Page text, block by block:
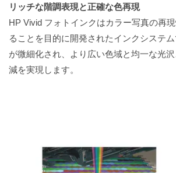
リッチな階調表現と正確な色再現
HP Vivid フォトインクはカラー写真の再
ることを目的に開発されたインクシステ
が微細化され、より広い色域と均一な光
減を実現します。